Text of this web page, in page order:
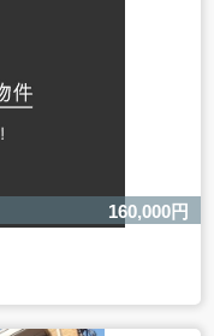
160,000円